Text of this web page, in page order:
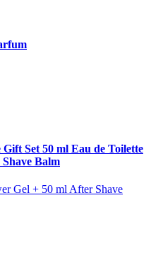
Set 50 ml Eau de Toilette
Balm
Gel + 50 ml After Shave